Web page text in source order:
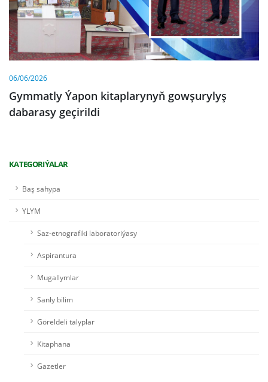
06/06/2026
Gymmatly Ýapon kitaplarynyň gowşurylyş
dabarasy geçirildi
KATEGORIÝALAR
Baş sahypa
YLYM
Saz-etnografiki laboratoriýasy
Aspirantura
Mugallymlar
Sanly bilim
Göreldeli talyplar
Kitaphana
Gazetler